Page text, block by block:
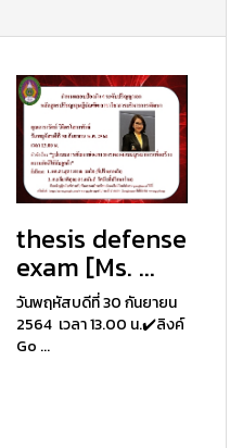
thesis defense
exam [Ms. ...
วันพฤหัสบดีที่ 30 กันยายน
2564 เวลา 13.00 น.✔️ลิงค์
Go ...